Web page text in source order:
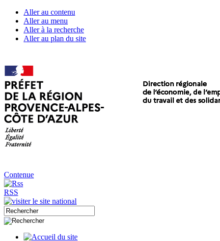
Aller au contenu
Aller au menu
Aller à la recherche
Aller au plan du site
Contenue
RSS